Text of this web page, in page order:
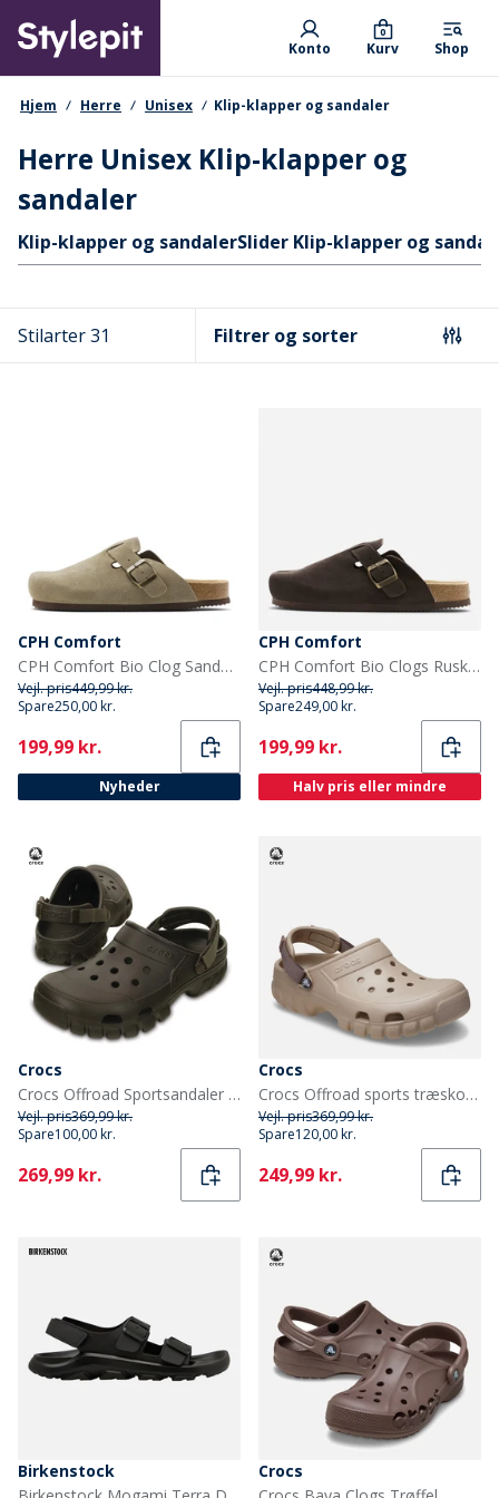
main
content
Primary departments
Konto Kurv
0
Shop
navigationssti
Hjem Herre Unisex Klip-klapper og sandaler
Herre Unisex Klip-klapper og
sandaler
Hurtige links
Klip-klapper og sandalerSlider Klip-klapper og
Stilarter 31 Filtrer og sorter
CPH Comfort
CPH Comfort Bio Clog Sandaler af ruskind Taupe
Vejl. pris449,99 kr.
Spare250,00 kr.
Current
199,99 kr.
Nyheder
CPH Comfort
CPH Comfort Bio Clogs Ruskind Sandaler Dark Brown
Vejl. pris448,99 kr.
Spare249,00 kr.
Current
199,99 kr.
Halv pris eller mindre
Crocs
Crocs Offroad Sportsandaler Espresso/Valnød
Vejl. pris369,99 kr.
Spare100,00 kr.
Current
269,99 kr.
Crocs
Crocs Offroad sports træsko Cobblestone/Truffle
Vejl. pris369,99 kr.
Spare120,00 kr.
Current
249,99 kr.
Birkenstock
Crocs